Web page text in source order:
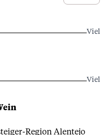
Viel
Viel
Region Alentejo